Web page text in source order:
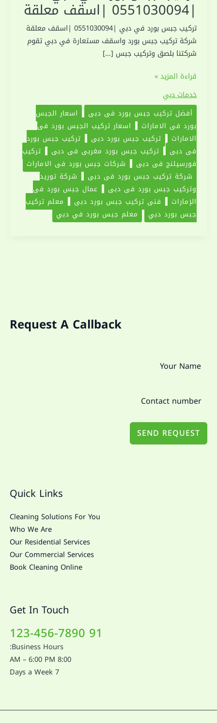
|0551030094 |اسقف معلقة
تركيب جبس بورد في دبي |0551030094 |اسقف معلقة
شركة تركيب جبس بورد واسقف مستعارة في دبي تقوم
شركتنا بلصق وتركيب جبس […]
تركيب
جبس
بورد
في
دبي
|0551030094
|
اسقف
معلقة
قراءة المزيد »
خدمات دبي
أفضل تركيب جبس بورد في دبي
اسعار الجبس
بورد في الامارات
اسعار تركيب الجبس بورد في
الامارات
تركيب جبس بورد دبي
تركيب جبس بورد
في دبي
تركيب جبس بورد مغربي في دبي
تركيب
فورسيلنج في دبي
شركات جبس بورد في الامارات
شركة تركيب جبس بورد في دبي
شركة توريد
وتركيب جبس بورد في دبي
عمال جبس بورد في
الإمارات
فني تركيب جبس بورد دبي
معلم تركيب
جبس بورد دبي
معلم جبس بورد في دبي
Request A Callback
SEND REQUEST
Quick Links
Cleaning Solutions For You
Who We Are
Our Residential Services
Our Commercial Services
Book Cleaning Online
Get In Touch
91 123-456-7890
Business Hours:
8:00 AM – 6:00 PM
7 Days a Week